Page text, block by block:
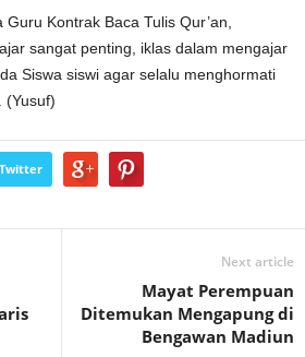
Kontrak Baca Tulis Qur’an,
sangat penting, iklas dalam mengajar
Siswa siswi agar selalu menghormati
(Yusuf)
Twitter
Next article
Mayat Perempuan
Ditemukan Mengapung di
Bengawan Madiun